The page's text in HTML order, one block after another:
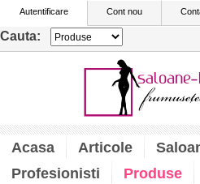
Autentificare Cont nou
Cauta:
Acasa Articole
Profesionisti
Produse